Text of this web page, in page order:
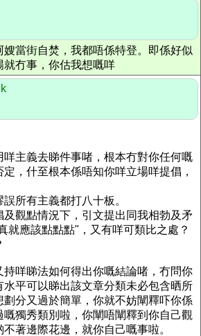
當街自焚，我都唔係特登。即係好似
冇事，你估我想嘅咩
主義去睇件事啫，根本冇對你任何嘅
，什至根本係唔知你咩立場咩提倡，
所有主義都打八十板。
觀點情況下，引文提出同我相勃及矛
就應該點點點"，又有咩可類比之處？
咩睇法如何得出你嘅結論啫，冇問你
平可以睇出該文章分類未必包含晒所
分又過於簡單，你就不妨闡釋吓你係
嘅獨秀類別啦，你闡唔闡釋到你自己觀
著邊際花邊，就你自己嘅事啦。